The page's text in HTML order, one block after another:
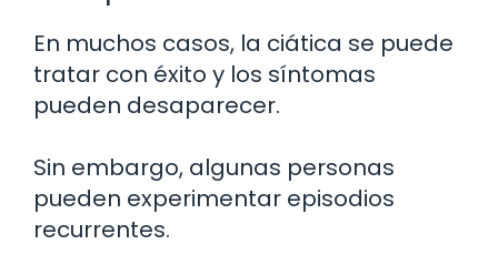
En muchos casos, la ciática se puede
tratar con éxito y los síntomas
pueden desaparecer.
Sin embargo, algunas personas
pueden experimentar episodios
recurrentes.